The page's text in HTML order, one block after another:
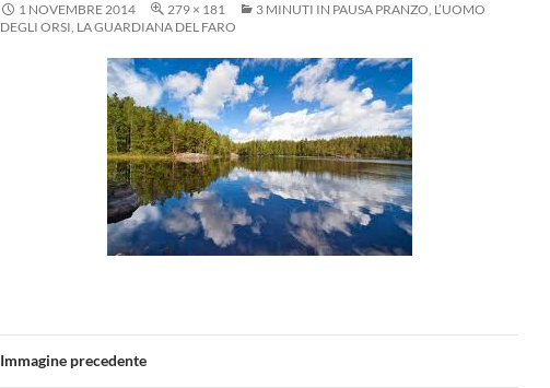
1 NOVEMBRE 2014 279 × 181
3 MINUTI IN PAUSA PRANZO, L’UOMO
DEGLI ORSI, LA GUARDIANA DEL FARO
Immagine precedente